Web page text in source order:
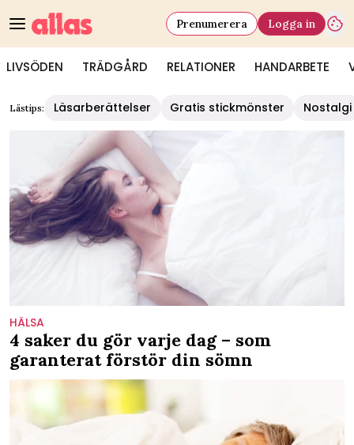
LIVSÖDEN TRÄDGÅRD RELATIONER HANDARBETE
Prenumerera Logga in
Lästips: Läsarberättelser Gratis stickmönster Nostalgi
HÄLSA
4 saker du gör varje dag – som
garanterat förstör din sömn